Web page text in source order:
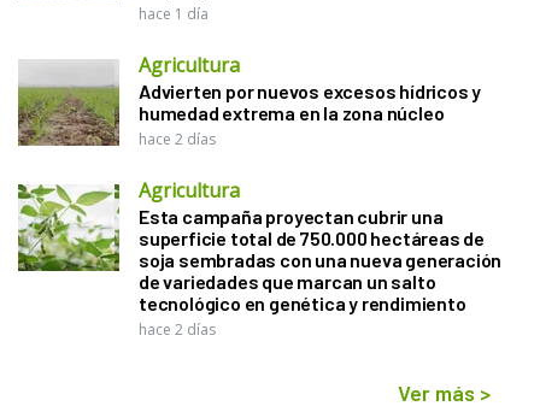
hace 1 día
Agricultura
Advierten por nuevos excesos hídricos y
humedad extrema en la zona núcleo
hace 2 días
Agricultura
Esta campaña proyectan cubrir una
superficie total de 750.000 hectáreas de
soja sembradas con una nueva generación
de variedades que marcan un salto
tecnológico en genética y rendimiento
hace 2 días
Ver más >